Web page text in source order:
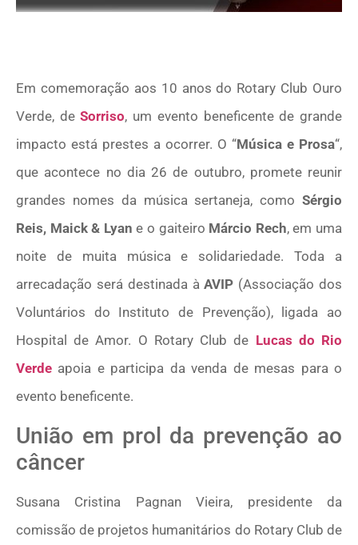
Em comemoração aos 10 anos do Rotary Club Ouro
Verde, deSorriso, um evento beneficente de grande
impacto está prestes a ocorrer. O “Música e Prosa“,
que acontece no dia 26 de outubro, promete reunir
grandes nomes da música sertaneja, como Sérgio
Reis, Maick & Lyan e o gaiteiro Márcio Rech, em uma
noite de muita música e solidariedade. Toda a
arrecadação será destinada àAVIP (Associação dos
Voluntários do Instituto de Prevenção), ligada ao
Hospital de Amor. O Rotary Club de Lucas do Rio
Verde apoia e participa da venda de mesas para o
evento beneficente.
União em prol da prevenção ao
câncer
Susana Cristina Pagnan Vieira, presidente da
comissão de projetos humanitários do Rotary Club de